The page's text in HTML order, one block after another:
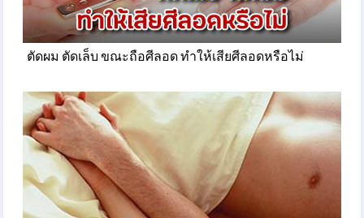
ตัดผม ตัดเล็บ ขณะถือศีลอด ทำให้เสียศีลอดหรือไม่